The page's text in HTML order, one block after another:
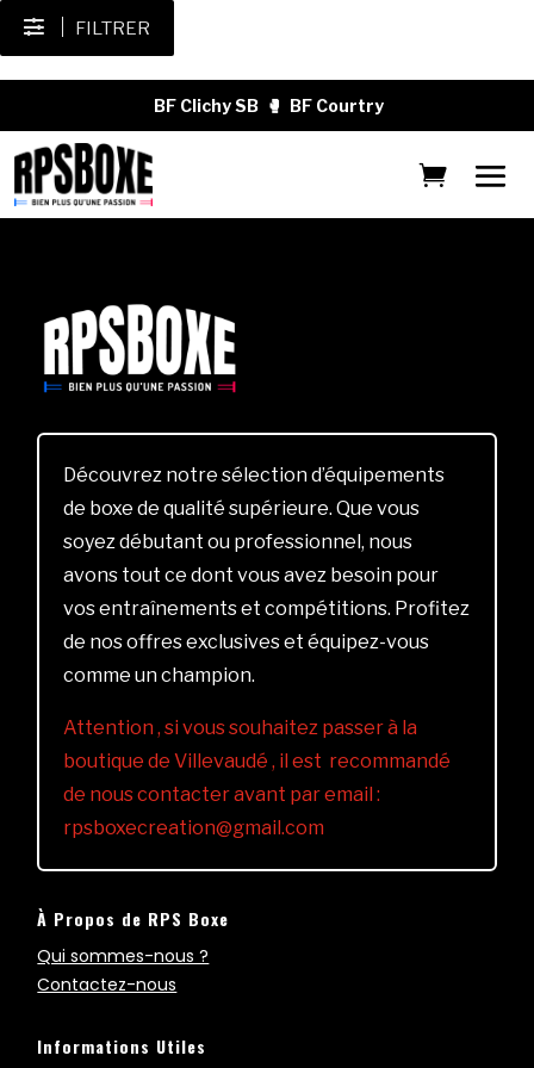
FILTRER
BF Clichy SB 🥊 BF Courtry
Découvrez notre sélection d’équipements
de boxe de qualité supérieure. Que vous
soyez débutant ou professionnel, nous
avons tout ce dont vous avez besoin pour
vos entraînements et compétitions. Profitez
de nos offres exclusives et équipez-vous
comme un champion.
Attention , si vous souhaitez passer à la
boutique de Villevaudé , il est recommandé
de nous contacter avant par email :
rpsboxecreation@gmail.com
À Propos de RPS Boxe
Qui sommes-nous ?
Contactez-nous
Informations Utiles